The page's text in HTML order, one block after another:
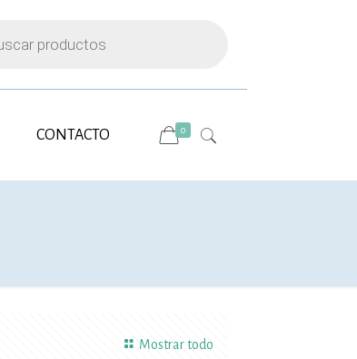
CONTACTO 0
Mostrar todo